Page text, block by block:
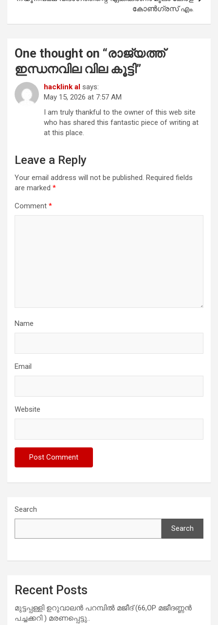
കോൺഗ്രസ് എം.
One thought on “രാജ്യത്ത്
ഇന്ധനവില വില കൂട്ടി”
hacklink al says:
May 15, 2026 at 7:57 AM
I am truly thankful to the owner of this web site
who has shared this fantastic piece of writing at
at this place.
Leave a Reply
Your email address will not be published. Required fields
are marked *
Comment *
Name
Email
Website
Search
Search
Recent Posts
മുട്ടപ്പള്ളി ഉറുവാലൻ പറമ്പിൽ മജീദ് (66,OP മജീദണ്ണൻ
പച്ചക്കറി ) മരണപ്പെട്ടു..